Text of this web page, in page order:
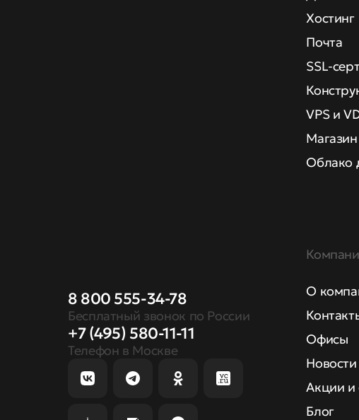
8 800 555-34-78
Бесплатный звонок по России
+7 (495) 580-11-11
Телефон в Москве
Хостинг
Почта
SSL-
VPS и
Облако
О
Офисы
Новости
Акции и
Блог